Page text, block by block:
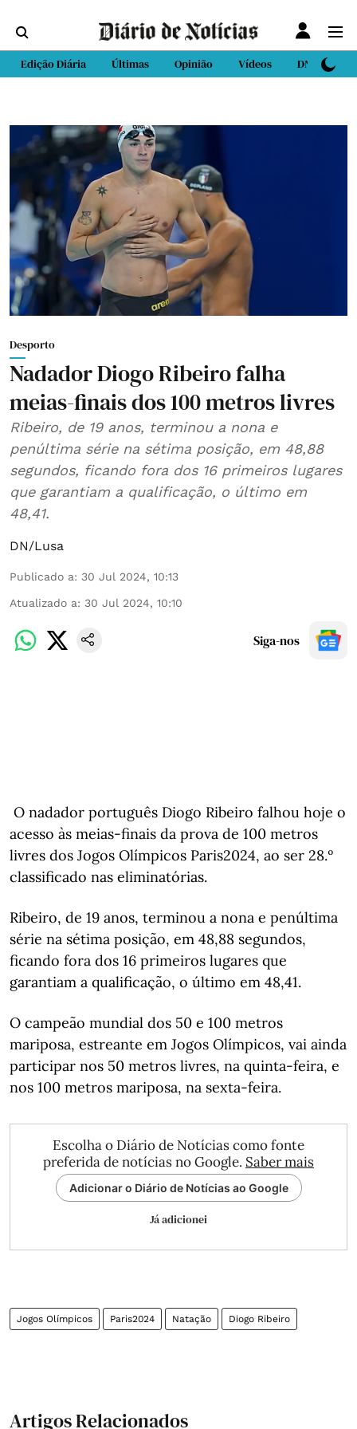
Edição Diária Últimas Opinião Vídeos DN Sport
Desporto
Nadador Diogo Ribeiro falha
meias-finais dos 100 metros livres
Ribeiro, de 19 anos, terminou a nona e
penúltima série na sétima posição, em 48,88
segundos, ficando fora dos 16 primeiros lugares
que garantiam a qualificação, o último em
48,41.
DN/Lusa
Publicado a: 30 Jul 2024, 10:13
Atualizado a: 30 Jul 2024, 10:10
Siga-nos
O nadador português Diogo Ribeiro falhou hoje o
acesso às meias-finais da prova de 100 metros
livres dos Jogos Olímpicos Paris2024, ao ser 28.º
classificado nas eliminatórias.
Ribeiro, de 19 anos, terminou a nona e penúltima
série na sétima posição, em 48,88 segundos,
ficando fora dos 16 primeiros lugares que
garantiam a qualificação, o último em 48,41.
O campeão mundial dos 50 e 100 metros
mariposa, estreante em Jogos Olímpicos, vai ainda
participar nos 50 metros livres, na quinta-feira, e
nos 100 metros mariposa, na sexta-feira.
Escolha o Diário de Notícias como fonte
preferida de notícias no Google. Saber mais
Adicionar o Diário de Notícias ao Google
Já adicionei
Jogos Olímpicos Paris2024 Natação Diogo Ribeiro
Artigos Relacionados